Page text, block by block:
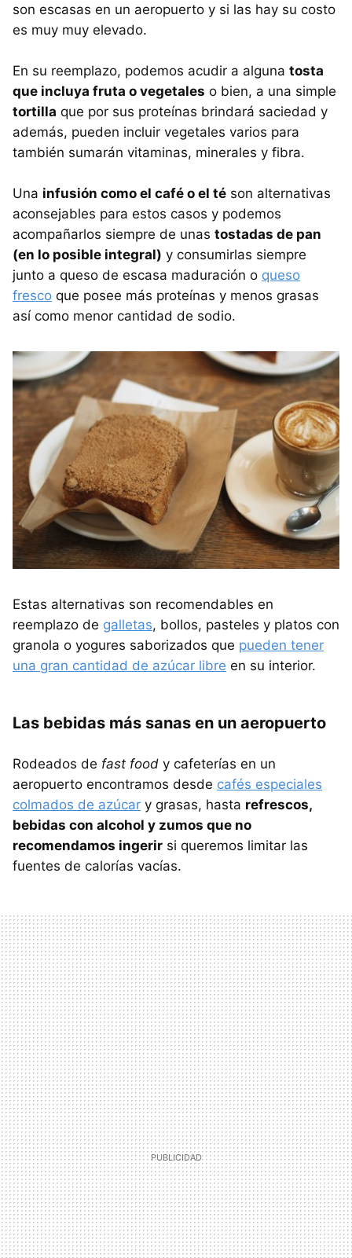
son escasas en un aeropuerto y si las hay su costo
es muy muy elevado.
En su reemplazo, podemos acudir a alguna tosta
que incluya fruta o vegetales o bien, a una simple
tortilla que por sus proteínas brindará saciedad y
además, pueden incluir vegetales varios para
también sumarán vitaminas, minerales y fibra.
Una infusión como el café o el té son alternativas
aconsejables para estos casos y podemos
acompañarlos siempre de unas tostadas de pan
(en lo posible integral) y consumirlas siempre
junto a queso de escasa maduración o queso
fresco que posee más proteínas y menos grasas
así como menor cantidad de sodio.
Estas alternativas son recomendables en
reemplazo de galletas, bollos, pasteles y platos con
granola o yogures saborizados que pueden tener
una gran cantidad de azúcar libre en su interior.
Las bebidas más sanas en un aeropuerto
Rodeados de fast food y cafeterías en un
aeropuerto encontramos desde cafés especiales
colmados de azúcar y grasas, hasta refrescos,
bebidas con alcohol y zumos que no
recomendamos ingerir si queremos limitar las
fuentes de calorías vacías.